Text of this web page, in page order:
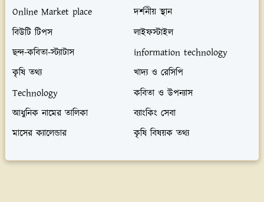
Online Market place
দর্শনীয় স্থান
বিউটি টিপস
লাইফস্টাইল
ছন্দ-কবিতা-স্ট্যাটাস
information technology
কৃষি তথ্য
খাদ্য ও রেসিপি
Technology
কবিতা ও উপন্যাস
আধুনিক নামের তালিকা
ব্যাংকিং সেবা
মাসের ক্যালেন্ডার
কৃষি বিষয়ক তথ্য